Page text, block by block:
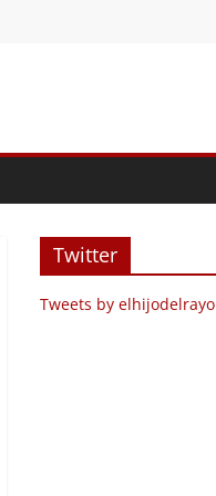
Twitter
Tweets by elhijodelrayo